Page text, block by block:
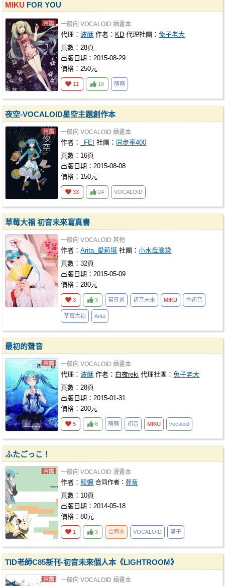
MIKU FOR YOU
一般向 VOCALOID 插畫本
代理：波酥 作者： KD 代理社團：兔子老大
頁數：28頁
出版日期：2015-08-29
價格：250元
11 10 萌萌
夜空-VOCALOID星空主題創作本
一般向 VOCALOID 插畫本
作者： _FEI 社團： 同步率400
頁數：16頁
出版日期：2015-08-08
價格：150元
33 24 VOCALOID
草莓大福 初音未來寫真書
一般向 VOCALOID 其他
作者：Arita_愛莉塔 社團：小水母腦袋
頁數：32頁
出版日期：2015-05-09
價格：280元
3 3 寫真書 初音未來 MIKU 雪初音
草莓大福 Arita
最初的聲音
一般向 VOCALOID 插畫本
代理：波酥 作者： 白夜reki 代理社團：兔子老大
頁數：28頁
出版日期：2015-01-31
價格：200元
5 6 萌萌 初音 MIKU vocaloid
ふたごっこ！
一般向 VOCALOID 漫畫本
作者：龍蝦 合同作者：葬音
頁數：10頁
出版日期：2014-05-18
價格：80元
1 3 合同本 VOCALOID 雙子
TID老師C85新刊-初音未來個人本《LIGHTROOM》
一般向 VOCALOID 插畫本